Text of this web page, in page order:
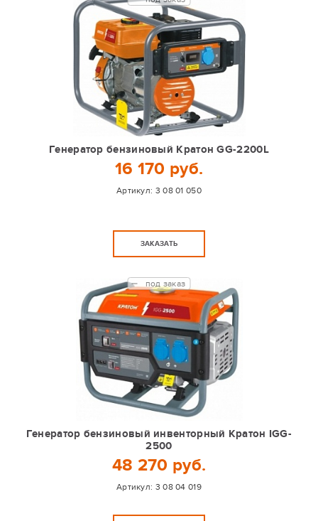
Генератор бензиновый Кратон GG-2200L
16 170 руб.
Артикул: 3 08 01 050
ЗАКАЗАТЬ
Генератор бензиновый инвенторный Кратон IGG-
2500
48 270 руб.
Артикул: 3 08 04 019
под заказ